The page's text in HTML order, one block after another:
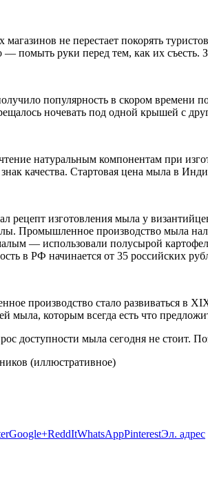
магазинов не перестает покорять
руки перед тем, как их съесть.
популярность в скором времени
ночевать под одной крышей с
натуральным компонентам при
качества. Стартовая цена мыла в
рецепт изготовления мыла у
Промышленное производство мыла
— использовали полусырой
в РФ начинается от 35 российских
производство стало развиваться в
мыла, которым всегда есть что
доступности мыла сегодня не стоит.
(иллюстративное)
Google+ReddItWhatsAppPinterestЭл. адрес